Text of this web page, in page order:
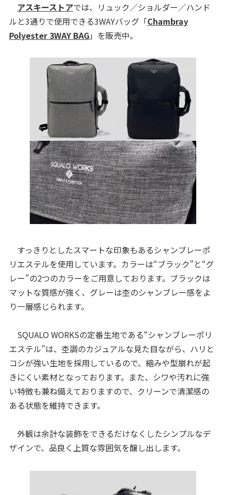
アスキーストアでは、リュック／ショルダー／ハンド
ルと3通りで使用できる3WAYバッグ「Chambray
Polyester 3WAY BAG」を販売中。
すっきりとしたスマートな印象もあるシャンブレーポ
リエステルを使用しています。カラーは“ブラック”と“グ
レー”の2つのカラーをご用意しております。ブラックは
マットな質感が強く、グレーは杢のシャンブレー感をよ
り一層感じられます。
SQUALO WORKSの定番生地である“シャンブレーポリ
エステル”は、杢調のカジュアルな見た目ながら、ハリと
コシが強い生地を採用しているので、縮みや型崩れが起
きにくい素材となっております。また、シワや汚れに強
い特徴も兼ね備えておりますので、クリーンで清潔感の
ある状態を維持できます。
外観は余計な装飾をできるだけなくしたシンプルなデ
ザインで、品良く上質な雰囲気を醸し出します。